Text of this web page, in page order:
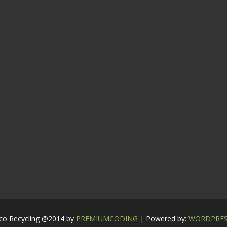
Recycling @2014 by PREMIUMCODING | Powered by: